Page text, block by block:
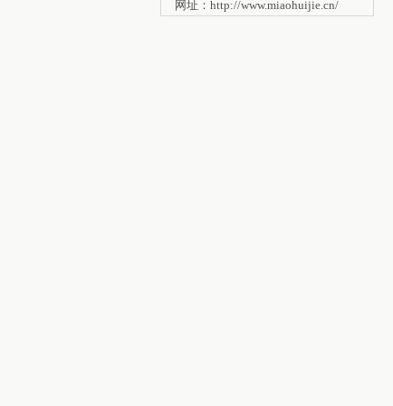
网址：http://www.miaohuijie.cn/